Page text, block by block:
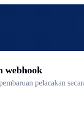
webhook
pelacakan